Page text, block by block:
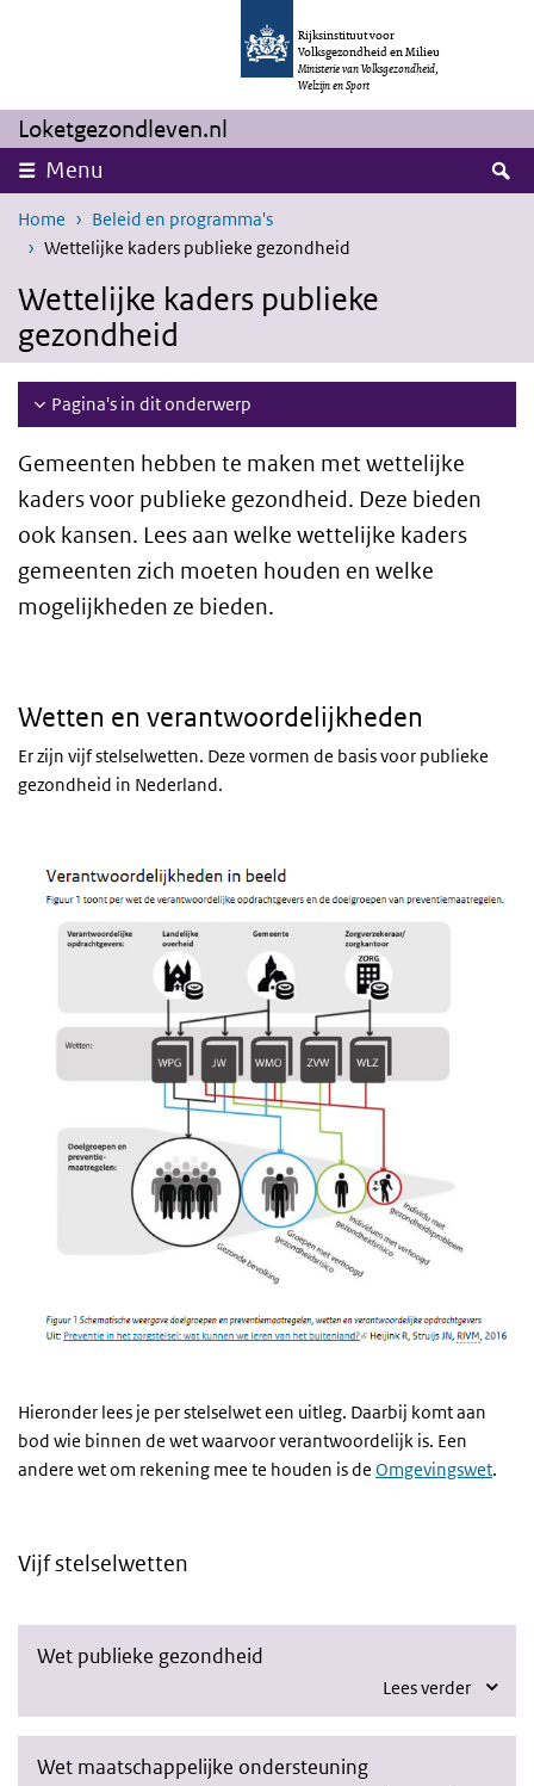
Overslaan en naar de inhoud gaan
Rijksinstituut voor
Volksgezondheid en Milieu
Ministerie van Volksgezondheid,
Welzijn en Sport
Loketgezondleven.nl
Menu
Home
Beleid en programma's
Wettelijke kaders publieke gezondheid
Wettelijke kaders publieke
gezondheid
Pagina's in dit onderwerp
Gemeenten hebben te maken met wettelijke
kaders voor publieke gezondheid. Deze bieden
ook kansen. Lees aan welke wettelijke kaders
gemeenten zich moeten houden en welke
mogelijkheden ze bieden.
Wetten en verantwoordelijkheden
Er zijn vijf stelselwetten. Deze vormen de basis voor publieke
gezondheid in Nederland.
Hieronder lees je per stelselwet een uitleg. Daarbij komt aan
bod wie binnen de wet waarvoor verantwoordelijk is. Een
andere wet om rekening mee te houden is de Omgevingswet.
Vijf stelselwetten
Wet publieke gezondheid
Lees verder
Wet maatschappelijke ondersteuning